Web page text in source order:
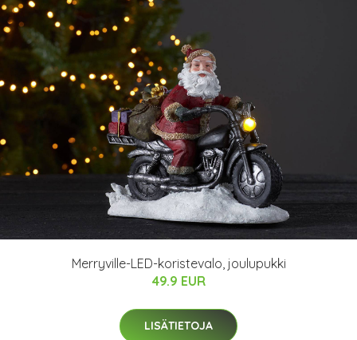
Merryville-LED-koristevalo, joulupukki
49.9 EUR
LISÄTIETOJA